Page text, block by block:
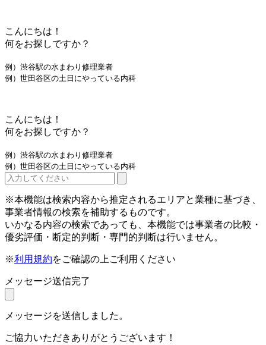
こんにちは！
何をお探しですか？
例）渋谷駅の水まわり修理業者
例）世田谷区の土日にやっている内科
こんにちは！
何をお探しですか？
例）渋谷駅の水まわり修理業者
例）世田谷区の土日にやっている内科
※本機能は検索内容から推定されるエリアと業種に基づき、
事業者情報の検索を補助するものです。
いかなる内容の検索であっても、本機能では事業者の比較・
優劣評価・断定的判断・専門的判断は行いません。
※利用規約をご確認の上ご利用ください
メッセージ送信完了
メッセージを送信しました。
ご協力いただきありがとうございます！